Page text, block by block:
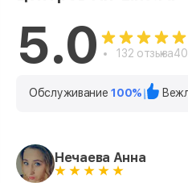
5.0 132 отзыва
Обслуживание100%
Нечаева Анна